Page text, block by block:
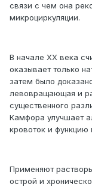
связи с чем она
микроциркуляции.
В начале ХХ века
оказывает только
затем было
левовращающая и
существенного
Камфора улучшает
кровоток и функцию
Применяют
острой и